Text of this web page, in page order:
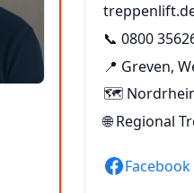
📞 0800
📍 Greven,
🗺️
🌐Regional
Facebook